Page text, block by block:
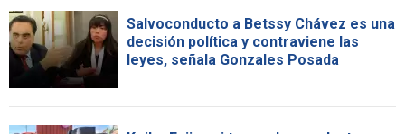
Salvoconducto a Betssy Chávez es una
decisión política y contraviene las
leyes, señala Gonzales Posada